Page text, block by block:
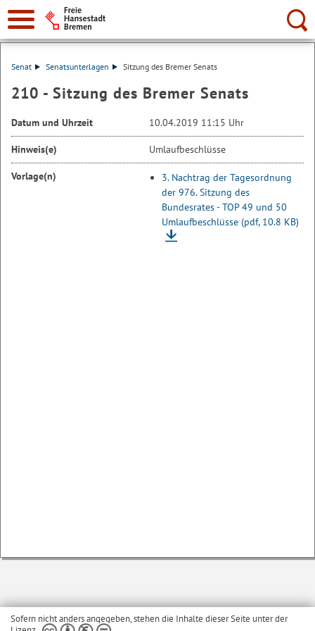
Suche:
Senat Senatsunterlagen Sitzung des Bremer Senats
210 - Sitzung des Bremer Senats
Datum und Uhrzeit 10.04.2019 11:15 Uhr
Hinweis(e) Umlaufbeschlüsse
Vorlage(n)
3. Nachtrag der Tagesordnung
der 976. Sitzung des
Bundesrates - TOP 49 und 50
Umlaufbeschlüsse (pdf, 10.8 KB)
Sofern nicht anders angegeben, stehen die Inhalte dieser Seite unter der